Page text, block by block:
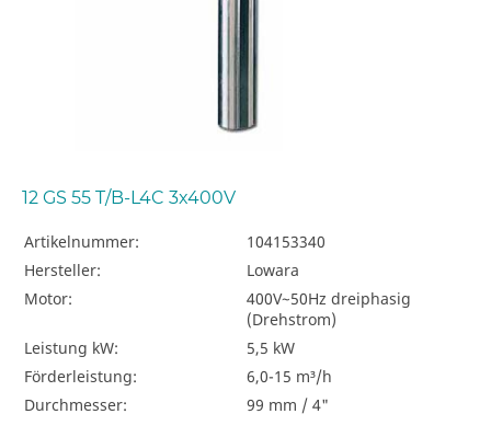
12 GS 55 T/B-L4C 3x400V
Artikelnummer:
104153340
Hersteller:
Lowara
Motor:
400V~50Hz dreiphasig
(Drehstrom)
Leistung kW:
5,5 kW
Förderleistung:
6,0-15 m³/h
Durchmesser:
99 mm / 4"